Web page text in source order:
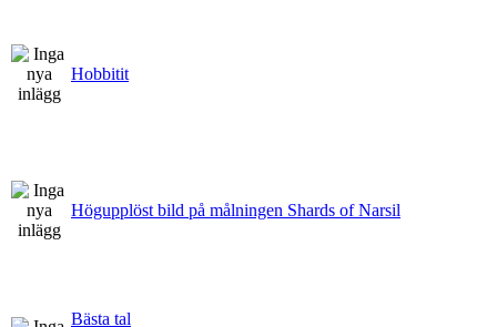
Hobbitit
Högupplöst bild på målningen Shards of Narsil
Bästa tal